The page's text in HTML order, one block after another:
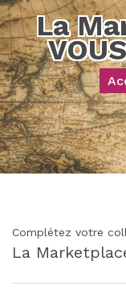
La
Complétez votre
La